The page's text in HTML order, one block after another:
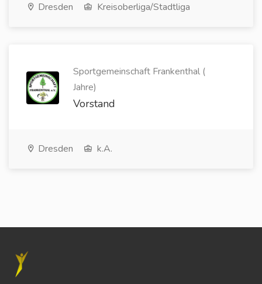
Dresden Kreisoberliga/Stadtliga
Sportgemeinschaft Frankenthal (
Jahre)
Vorstand
Dresden k.A.